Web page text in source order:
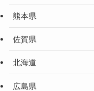
熊本県
佐賀県
北海道
広島県